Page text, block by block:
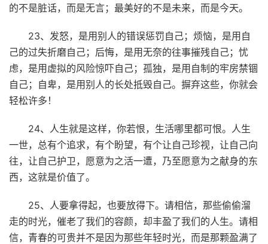
的不是脏话，而是无言；最美好的不是未来，而是今天。
23、发怒，是用别人的错误惩罚自己；烦恼，是用自
己的过失折磨自己；后悔，是用无奈的往事摧残自己；忧
虑，是用虚拟的风险惊吓自己；孤独，是用自制的牢房禁锢
自己；自卑，是用别人的长处抵毁自己。摒弃这些，你就会
轻松许多！
24、人生就是这样，你若恨，生活哪里都可恨。人生
一世，总有个追求，有个盼望，有个让自己珍视，让自己向
往，让自己护卫，愿意为之活一遭，乃至愿意为之献身的东
西，这就是价值了。
25、人要拿得起，也要放得下。请相信，那些偷偷溜
走的时光，催老了我们的容颜，却丰盈了我们的人生。请相
信，青春的可贵并不是因为那些年轻时光，而是那颗盈满了